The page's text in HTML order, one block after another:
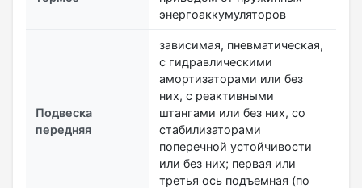
энергоаккумуляторов
Подвеска
передняя
зависимая, пневматическая,
с гидравлическими
амортизаторами или без
них, с реактивными
штангами или без них, со
стабилизаторами
поперечной устойчивости
или без них; первая или
третья ось подъемная (по